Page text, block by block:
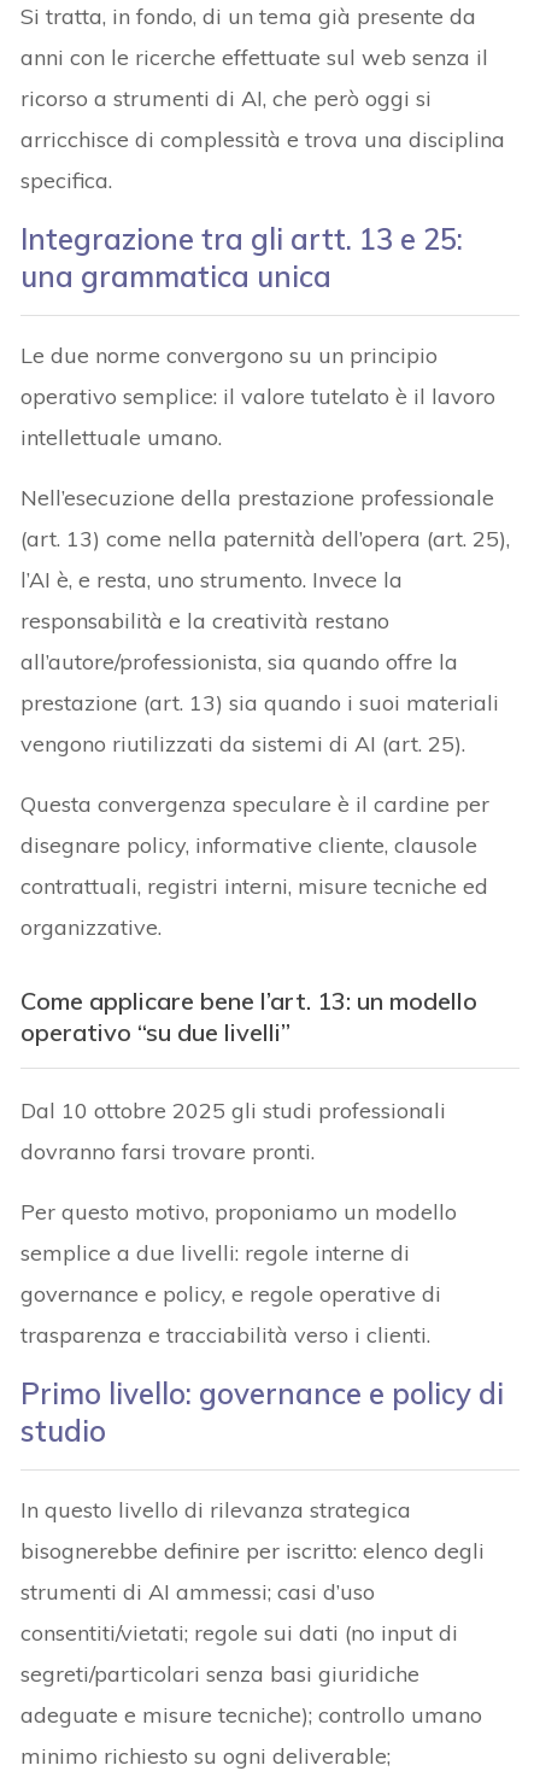
Si tratta, in fondo, di un tema già presente da
anni con le ricerche effettuate sul web senza il
ricorso a strumenti di AI, che però oggi si
arricchisce di complessità e trova una disciplina
specifica.
Integrazione tra gli artt. 13 e 25:
una grammatica unica
Le due norme convergono su un principio
operativo semplice: il valore tutelato è il lavoro
intellettuale umano.
Nell’esecuzione della prestazione professionale
(art. 13) come nella paternità dell’opera (art. 25),
l’AI è, e resta, uno strumento. Invece la
responsabilità e la creatività restano
all’autore/professionista, sia quando offre la
prestazione (art. 13) sia quando i suoi materiali
vengono riutilizzati da sistemi di AI (art. 25).
Questa convergenza speculare è il cardine per
disegnare policy, informative cliente, clausole
contrattuali, registri interni, misure tecniche ed
organizzative.
Come applicare bene l’art. 13: un modello
operativo “su due livelli”
Dal 10 ottobre 2025 gli studi professionali
dovranno farsi trovare pronti.
Per questo motivo, proponiamo un modello
semplice a due livelli: regole interne di
governance e policy, e regole operative di
trasparenza e tracciabilità verso i clienti.
Primo livello: governance e policy di
studio
In questo livello di rilevanza strategica
bisognerebbe definire per iscritto: elenco degli
strumenti di AI ammessi; casi d’uso
consentiti/vietati; regole sui dati (no input di
segreti/particolari senza basi giuridiche
adeguate e misure tecniche); controllo umano
minimo richiesto su ogni deliverable;